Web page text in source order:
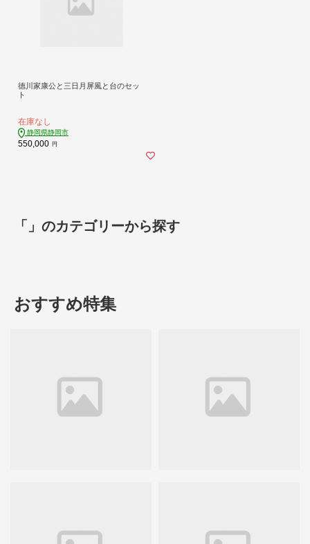
徳川家康公と三日月屏風と台のセッ
ト
在庫なし
静岡県静岡市
550,000 円
「」のカテゴリーから探す
おすすめ特集